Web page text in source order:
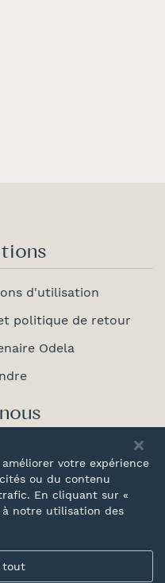
d'utilisation
politique de retour
Odela
votre expérience
ou du contenu
En cliquant sur «
à notre utilisation des
tout